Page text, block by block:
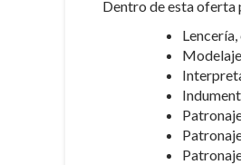
Dentro de esta oferta